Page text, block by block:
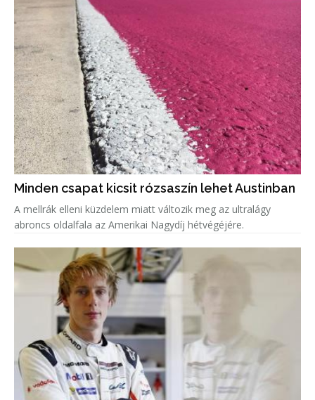
Minden csapat kicsit rózsaszín lehet Austinban
A mellrák elleni küzdelem miatt változik meg az ultralágy
abroncs oldalfala az Amerikai Nagydíj hétvégéjére.